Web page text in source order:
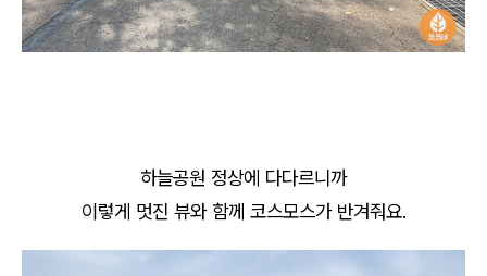
하늘공원 정상에 다다르니까
이렇게 멋진 뷰와 함께 코스모스가 반겨줘요.